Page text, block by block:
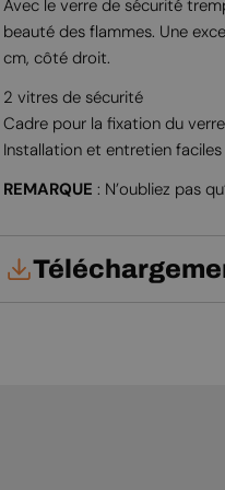
Avec le verre de sécurité
beauté des flammes. Une
cm, côté droit.
2 vitres de sécurité
Cadre pour la fixation du verre
Installation et entretien faciles
REMARQUE : N’oubliez pas